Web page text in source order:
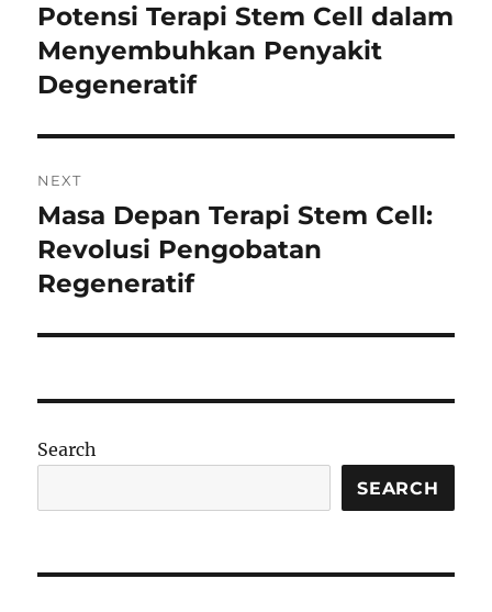
post:
Potensi Terapi Stem Cell dalam
Menyembuhkan Penyakit
Degeneratif
NEXT
Next
post:
Masa Depan Terapi Stem Cell:
Revolusi Pengobatan
Regeneratif
Search
SEARCH